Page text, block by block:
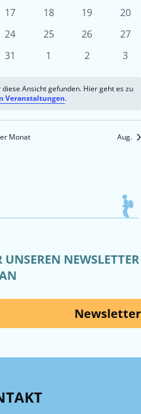
0
17
0
18
0
19
0
20
0
24
0
25
0
26
0
27
0
31
0
1
0
2
0
3
Ansicht gefunden. Hier geht es zu
Veranstaltungen.
Monat Aug.
NEWSLETTER
Newsletter